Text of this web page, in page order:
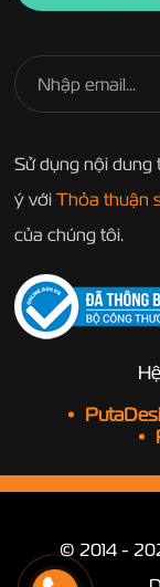
Sử dụng nội dung
ý với Thỏa thuận
của chúng tôi.
© 2014 -